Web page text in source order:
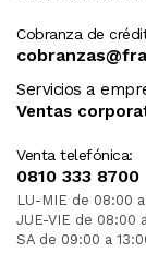
Cobranza de
Servicios a
Ventas
Venta telefónica:
0810 333 8700
LU-MIE de 08:00
JUE-VIE de 08:00
SA de 09:00 a